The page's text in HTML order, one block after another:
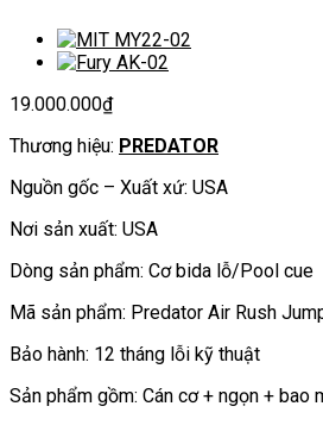
19.000.000₫
Thương hiệu: PREDATOR
Nguồn gốc – Xuất xứ: USA
Nơi sản xuất: USA
Dòng sản phẩm: Cơ bida lỗ/Pool cue
Mã sản phẩm: Predator Air Rush
Bảo hành: 12 tháng lỗi kỹ thuật
Sản phẩm gồm: Cán cơ + ngọn + bao